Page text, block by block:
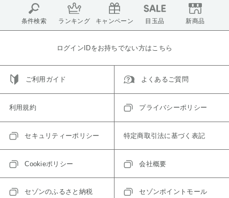
条件検索 ランキング キャンペーン 目玉品 新商品
ログインIDをお持ちでない方はこちら
ご利用ガイド よくあるご質問
利用規約 プライバシーポリシー
セキュリティーポリシー 特定商取引法に基づく表記
Cookieポリシー 会社概要
セゾンのふるさと納税 セゾンポイントモール